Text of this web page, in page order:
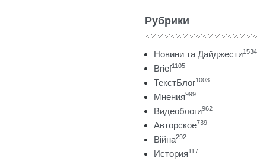
Рубрики
Новини та Дайджести1534
Brief1105
ТекстБлог1003
Мнения999
Видеоблоги962
Авторское739
Війна292
История117